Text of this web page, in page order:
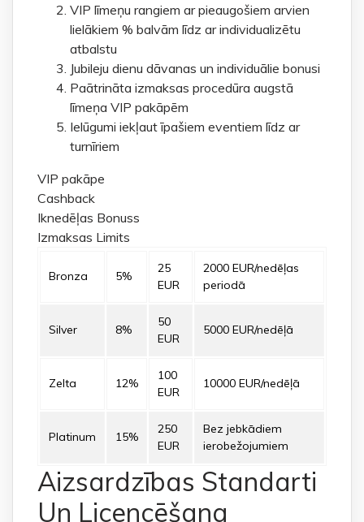
VIP līmeņu rangiem ar pieaugošiem arvien
lielākiem % balvām līdz ar individualizētu
atbalstu
Jubileju dienu dāvanas un individuālie bonusi
Paātrināta izmaksas procedūra augstā
līmeņa VIP pakāpēm
Ielūgumi iekļaut īpašiem eventiem līdz ar
turnīriem
VIP pakāpe
Cashback
Iknedēļas Bonuss
Izmaksas Limits
Bronza 5%
25
EUR
2000 EUR/nedēļas
periodā
Silver 8%
50
EUR
5000 EUR/nedēļā
Zelta 12%
100
EUR
10000 EUR/nedēļā
Platinum 15%
250
EUR
Bez jebkādiem
ierobežojumiem
Aizsardzības Standarti
Un Licencēšana